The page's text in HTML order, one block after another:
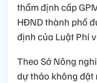
thẩm định cấp
HĐND thành phố
định của Luật Phí
Theo Sở Nông
dự thảo không đặt